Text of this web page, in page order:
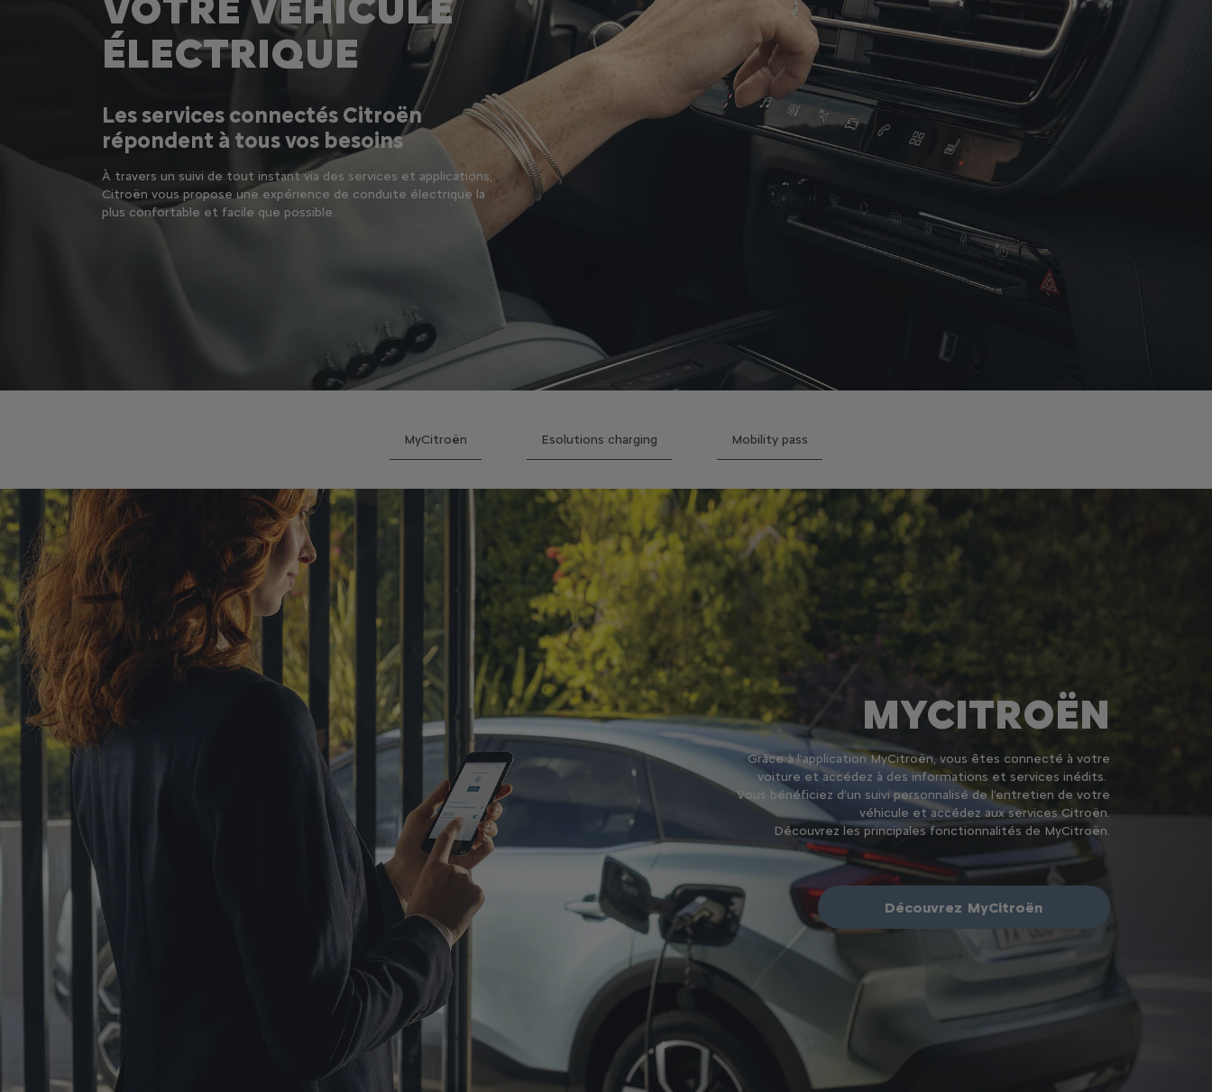
ÉLECTRIQUE
Les services connectés Citroën
répondent à tous vos besoins
À travers un suivi de tout instant via des services et applications,
Citroën vous propose une expérience de conduite électrique la
plus confortable et facile que possible.
MyCitroën Esolutions charging Mobility pass
MYCITROËN
Grâce à l'application MyCitroën, vous êtes connecté à votre
voiture et accédez à des informations et services inédits.
Vous bénéficiez d’un suivi personnalisé de l'entretien de votre
véhicule et accédez aux services Citroën.
Découvrez les principales fonctionnalités de MyCitroën.
Découvrez MyCitroën